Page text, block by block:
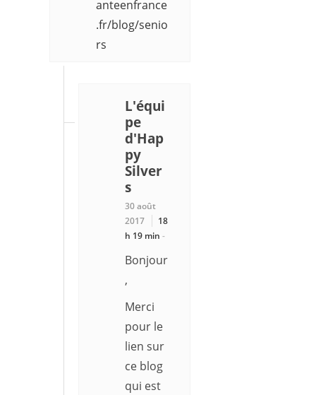
anteenfrance
.fr/blog/senio
rs
L'équi
pe
d'Hap
py
Silver
s
30 août
2017
18
h 19 min -
Bonjour
,
Merci
pour le
lien sur
ce blog
qui est